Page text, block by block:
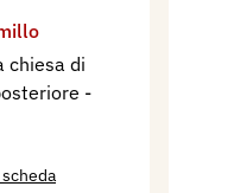
chiesa di
-